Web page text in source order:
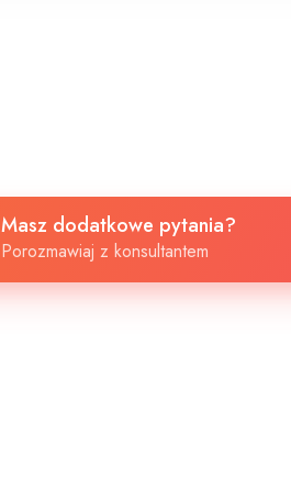
Masz dodatkowe pytania?
Porozmawiaj z konsultantem